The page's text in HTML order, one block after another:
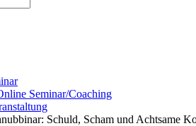
Seminar/Coaching
Schuld, Scham und Achtsame